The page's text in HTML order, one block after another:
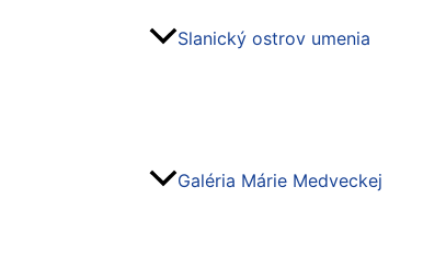
Slanický ostrov umenia
Galéria Márie Medveckej